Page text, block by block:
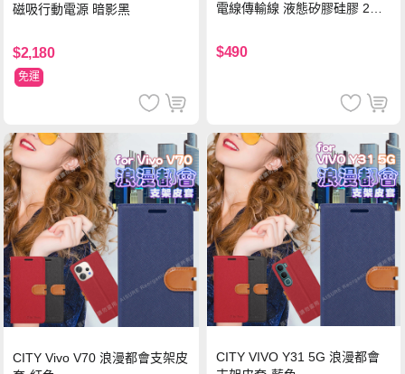
磁吸行動電源 暗影黑
$2,180
免運
電線傳輸線 液態矽膠硅膠 2M
$490
CITY Vivo V70 浪漫都會支架皮
CITY VIVO Y31 5G 浪漫都會